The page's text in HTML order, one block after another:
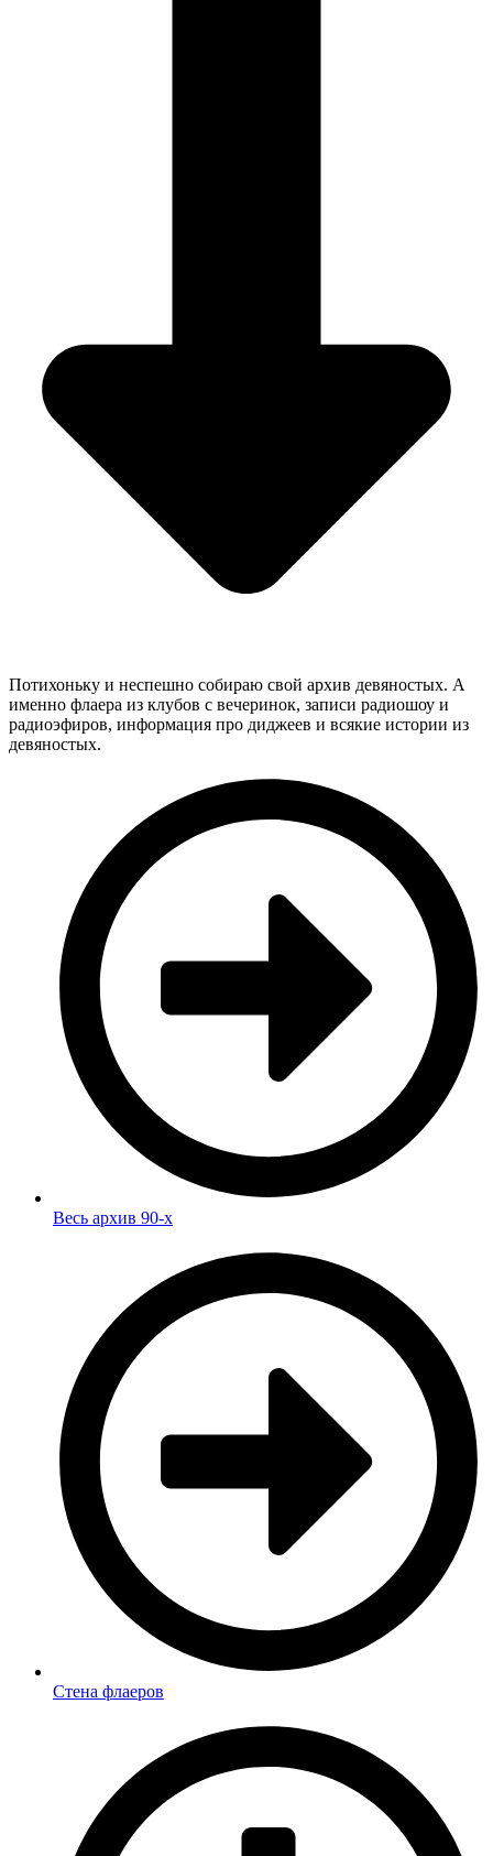
Потихоньку и неспешно собираю свой архив девяностых. А
именно флаера из клубов с вечеринок, записи радиошоу и
радиоэфиров, информация про диджеев и всякие истории из
девяностых.
Весь архив 90-х
Стена флаеров